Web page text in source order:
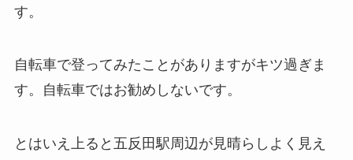
す。
自転車で登ってみたことがありますがキツ過ぎま
す。自転車ではお勧めしないです。
とはいえ上ると五反田駅周辺が見晴らしよく見え